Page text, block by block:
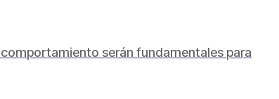
serán fundamentales para